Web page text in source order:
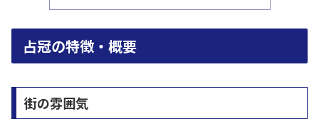
占冠の特徴・概要
街の雰囲気